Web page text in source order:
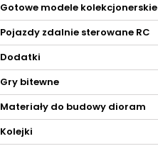
Gotowe modele kolekcjonerskie
Pojazdy zdalnie sterowane RC
Dodatki
Gry bitewne
Materiały do budowy dioram
Kolejki